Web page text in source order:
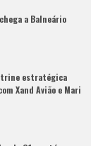
a Balneário
estratégica
Xand Avião e Mari